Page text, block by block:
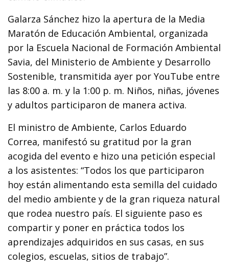
Galarza Sánchez hizo la apertura de la Media
Maratón de Educación Ambiental, organizada
por la Escuela Nacional de Formación Ambiental
Savia, del Ministerio de Ambiente y Desarrollo
Sostenible, transmitida ayer por YouTube entre
las 8:00 a. m. y la 1:00 p. m. Niños, niñas, jóvenes
y adultos participaron de manera activa.
El ministro de Ambiente, Carlos Eduardo
Correa, manifestó su gratitud por la gran
acogida del evento e hizo una petición especial
a los asistentes: “Todos los que participaron
hoy están alimentando esta semilla del cuidado
del medio ambiente y de la gran riqueza natural
que rodea nuestro país. El siguiente paso es
compartir y poner en práctica todos los
aprendizajes adquiridos en sus casas, en sus
colegios, escuelas, sitios de trabajo”.